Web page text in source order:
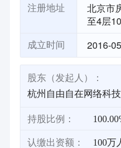
注册地址
北京市
至4层
成立时间 2016-
股东（发起人）：
杭州自由自在网络科
持股比例：
认缴出资额： 100万